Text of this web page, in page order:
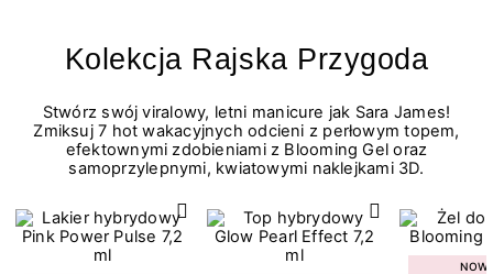
Kolekcja Rajska Przygoda
Stwórz swój viralowy, letni manicure jak Sara James!
Zmiksuj 7 hot wakacyjnych odcieni z perłowym topem,
efektownymi zdobieniami z Blooming Gel oraz
samoprzylepnymi, kwiatowymi naklejkami 3D.